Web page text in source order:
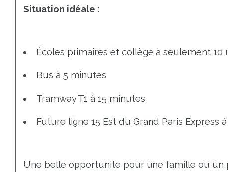
Situation idéale :
Écoles primaires et collège à seulement 10
Bus à 5 minutes
Tramway T1 à 15 minutes
Future ligne 15 Est du Grand Paris
Une belle opportunité pour une famille ou un